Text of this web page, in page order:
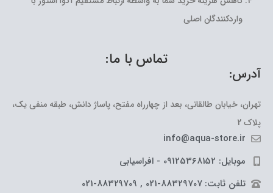
واردکنندگان اصلی
تماس با ما:
آدرس:
تهران، خیابان طالقانی، بعد از چهارراه مفتح، پاساژ دانش، طبقه منفی یک،
پلاک 2
info@aqua-store.ir
موبایل: 09125368152 - افراسیابی
تلفن ثابت: 88329707-021 , 88329709-021